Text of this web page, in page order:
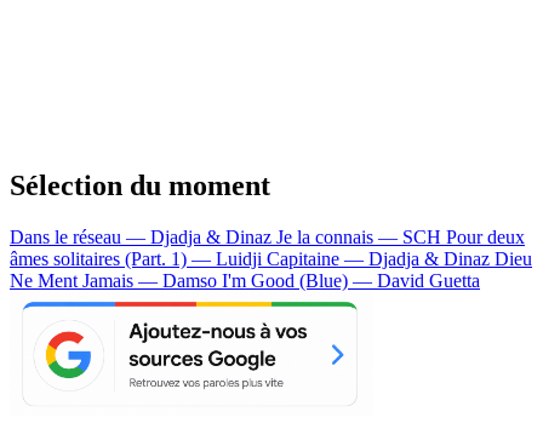
Sélection du moment
Dans le réseau — Djadja & Dinaz Je la connais — SCH Pour deux
âmes solitaires (Part. 1) — Luidji Capitaine — Djadja & Dinaz Dieu
Ne Ment Jamais — Damso I'm Good (Blue) — David Guetta